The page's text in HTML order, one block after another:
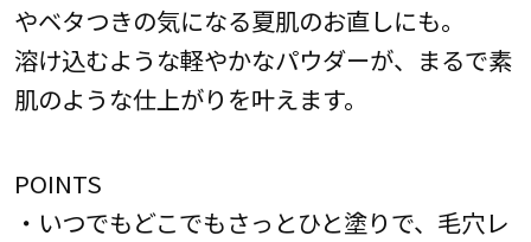
やベタつきの気になる夏肌のお直しにも。
溶け込むような軽やかなパウダーが、まるで素
肌のような仕上がりを叶えます。
POINTS
・いつでもどこでもさっとひと塗りで、毛穴レ